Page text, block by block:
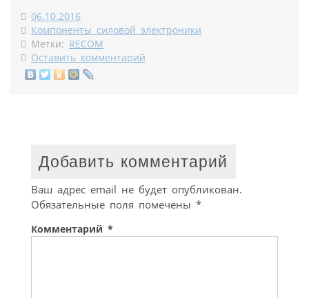
06.10.2016
Компоненты силовой электроники
Метки: RECOM
Оставить комментарий
Добавить комментарий
Ваш адрес email не будет опубликован.
Обязательные поля помечены *
Комментарий *